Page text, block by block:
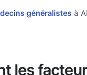
généralistes à
les